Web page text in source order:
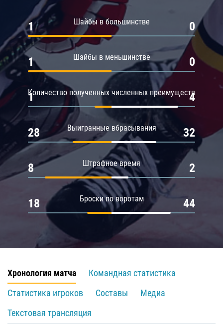
Шайбы в большинстве
1 0
Шайбы в меньшинстве
1 0
Количество полученных численных преимуществ
1 4
Выигранные вбрасывания
28 32
Штрафное время
8 2
Броски по воротам
18 44
Хронология матча
Командная статистика
Статистика игроков
Составы
Медиа
Текстовая трансляция